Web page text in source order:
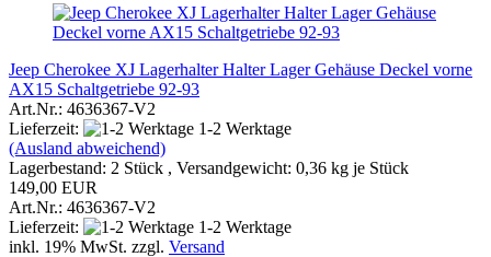
Jeep Cherokee XJ Lagerhalter Halter Lager Gehäuse Deckel vorne
AX15 Schaltgetriebe 92-93
Art.Nr.: 4636367-V2
Lieferzeit:
1-2 Werktage
(Ausland abweichend)
Lagerbestand: 2 Stück , Versandgewicht: 0,36 kg je Stück
149,00 EUR
Art.Nr.: 4636367-V2
Lieferzeit:
1-2 Werktage
inkl. 19% MwSt. zzgl. Versand